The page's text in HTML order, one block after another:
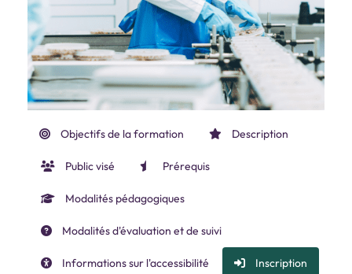
Objectifs de la formation Description
Public visé Prérequis
Modalités pédagogiques
Modalités d'évaluation et de suivi
Informations sur l'accessibilité Inscription